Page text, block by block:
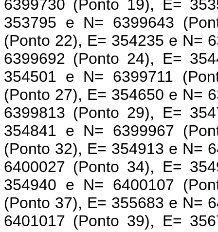
6399730 (Ponto 19), E=
353795 e N= 6399643
(Ponto 22), E= 354235 e N=
6399692 (Ponto 24), E=
354501 e N= 6399711
(Ponto 27), E= 354650 e N=
6399813 (Ponto 29), E=
354841 e N= 6399967
(Ponto 32), E= 354913 e N=
6400027 (Ponto 34), E=
354940 e N= 6400107
(Ponto 37), E= 355683 e N=
6401017 (Ponto 39), E=